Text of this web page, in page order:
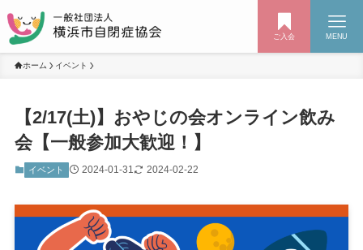
ご入会 MENU
ホーム イベント
【2/17(土)】おやじの会オンライン飲み
会【一般参加大歓迎！】
イベント 2024-01-31 2024-02-22